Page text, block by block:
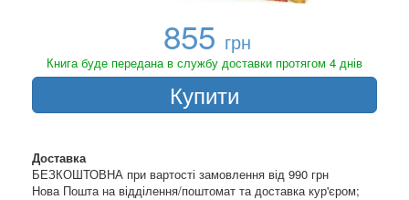
855 грн
Книга буде передана в службу доставки протягом 4 днів
Купити
Доставка
БЕЗКОШТОВНА при вартості замовлення від 990 грн
Нова Пошта на відділення/поштомат та доставка кур'єром;